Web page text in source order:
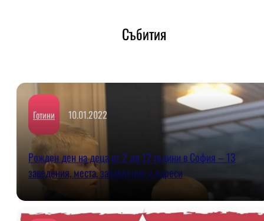
Събития
Готини 10.01.2022
Рожден ден на деца от 2 до 12 години в София – 13
заведения, места, забавления и адреси